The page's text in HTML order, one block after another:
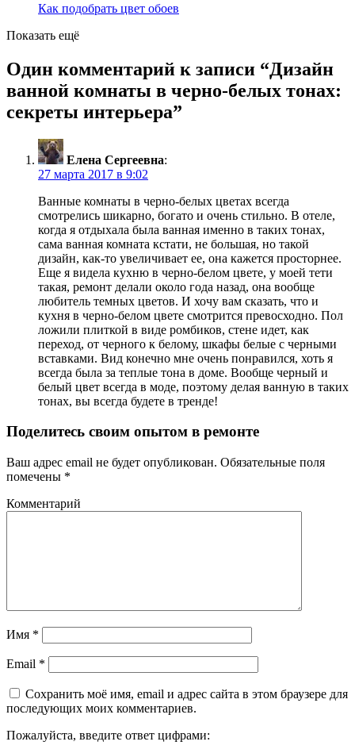
Как подобрать цвет обоев
Показать ещё
Один комментарий к записи “Дизайн
ванной комнаты в черно-белых тонах:
секреты интерьера”
Елена Сергеевна:
27 марта 2017 в 9:02
Ванные комнаты в черно-белых цветах всегда
смотрелись шикарно, богато и очень стильно. В отеле,
когда я отдыхала была ванная именно в таких тонах,
сама ванная комната кстати, не большая, но такой
дизайн, как-то увеличивает ее, она кажется просторнее.
Еще я видела кухню в черно-белом цвете, у моей тети
такая, ремонт делали около года назад, она вообще
любитель темных цветов. И хочу вам сказать, что и
кухня в черно-белом цвете смотрится превосходно. Пол
ложили плиткой в виде ромбиков, стене идет, как
переход, от черного к белому, шкафы белые с черными
вставками. Вид конечно мне очень понравился, хоть я
всегда была за теплые тона в доме. Вообще черный и
белый цвет всегда в моде, поэтому делая ванную в таких
тонах, вы всегда будете в тренде!
Поделитесь своим опытом в ремонте
Ваш адрес email не будет опубликован. Обязательные поля
помечены *
Комментарий
Имя *
Email *
Сохранить моё имя, email и адрес сайта в этом браузере для
последующих моих комментариев.
Пожалуйста, введите ответ цифрами: